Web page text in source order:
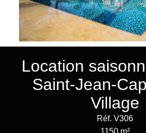
Location
Saint-Jean-
Village
Réf. V306
1150 m²